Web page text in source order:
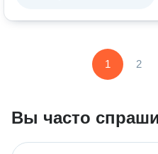
1 2
Вы часто